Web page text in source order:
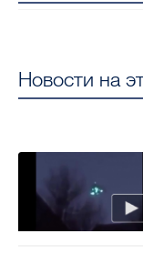
Новости на